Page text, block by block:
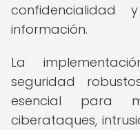
confidencialidad
información.
La
seguridad
esencial para
ciberataques,